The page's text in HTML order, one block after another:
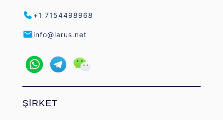
+1 7154498968
info@larus.net
ŞİRKET